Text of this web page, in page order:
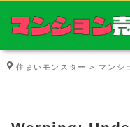
住まいモンスター マンシ